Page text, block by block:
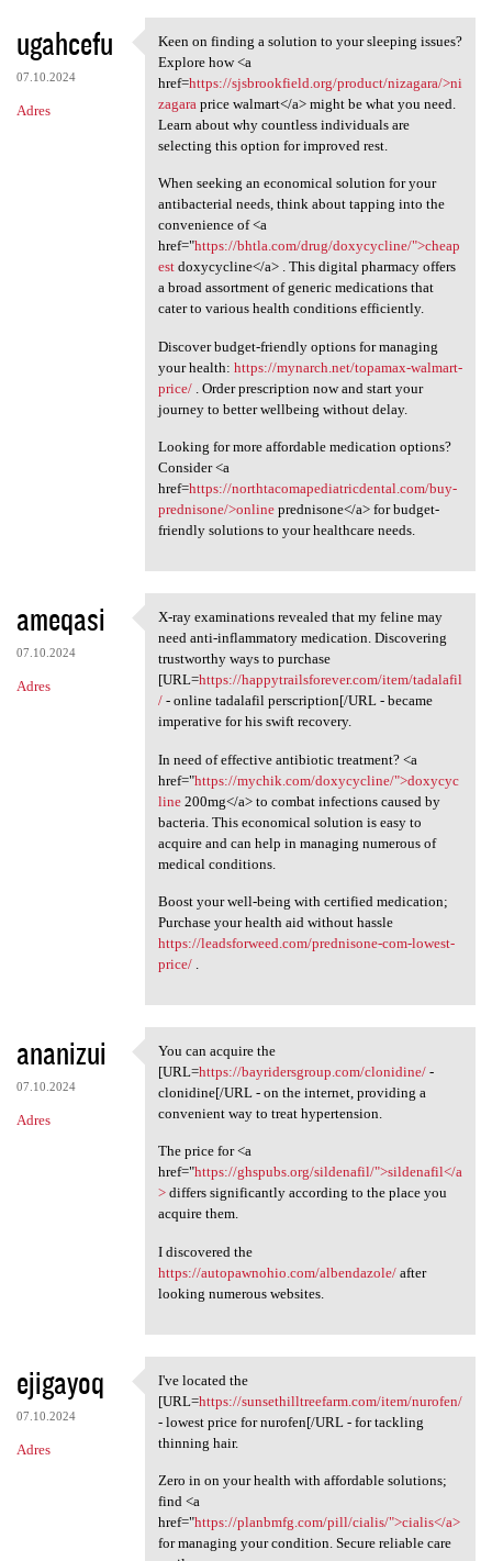
ugahcefu
07.10.2024
Adres
Keen on finding a solution to
Keen on finding a solution to your sleeping issues?
Explore how <a
href=https://sjsbrookfield.org/product/nizagara/>ni
zagara price walmart</a> might be what you need.
Learn about why countless individuals are
selecting this option for improved rest.
When seeking an economical solution for your
antibacterial needs, think about tapping into the
convenience of <a
href="https://bhtla.com/drug/doxycycline/">cheap
estdoxycycline</a> . This digital pharmacy offers
a broad assortment of generic medications that
cater to various health conditions efficiently.
Discover budget-friendly options for managing
your health: https://mynarch.net/topamax-walmart-
price/. Order prescription now and start your
journey to better wellbeing without delay.
Looking for more affordable medication options?
Consider <a
href=https://northtacomapediatricdental.com/buy-
prednisone/>onlineprednisone</a> for budget-
friendly solutions to your healthcare needs.
ameqasi
07.10.2024
Adres
X-ray examinations revealed
X-ray examinations revealed that my feline may
need anti-inflammatory medication. Discovering
trustworthy ways to purchase
[URL=https://happytrailsforever.com/item/tadalafil
/- online tadalafil perscription[/URL - became
imperative for his swift recovery.
In need of effective antibiotic treatment? <a
href="https://mychik.com/doxycycline/">doxycyc
line200mg</a> to combat infections caused by
bacteria. This economical solution is easy to
acquire and can help in managing numerous of
medical conditions.
Boost your well-being with certified medication;
Purchase your health aid without hassle
https://leadsforweed.com/prednisone-com-lowest-
price/.
ananizui
07.10.2024
Adres
You can acquire the [URL
You can acquire the
[URL=https://bayridersgroup.com/clonidine/-
clonidine[/URL - on the internet, providing a
convenient way to treat hypertension.
The price for <a
href="https://ghspubs.org/sildenafil/">sildenafil</a
>differs significantly according to the place you
acquire them.
I discovered the
https://autopawnohio.com/albendazole/after
looking numerous websites.
ejigayoq
07.10.2024
Adres
I've located the [URL=https:/
I've located the
[URL=https://sunsethilltreefarm.com/item/nurofen/
- lowest price for nurofen[/URL - for tackling
thinning hair.
Zero in on your health with affordable solutions;
find <a
href="https://planbmfg.com/pill/cialis/">cialis</a>
for managing your condition. Secure reliable care